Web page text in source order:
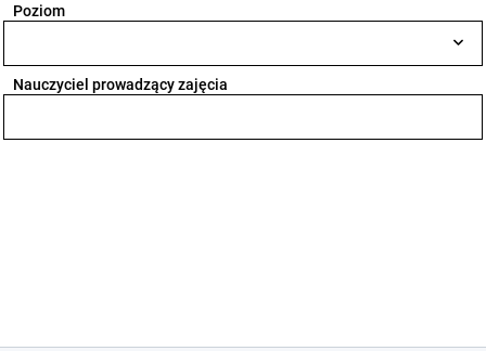
Poziom
Nauczyciel prowadzący zajęcia